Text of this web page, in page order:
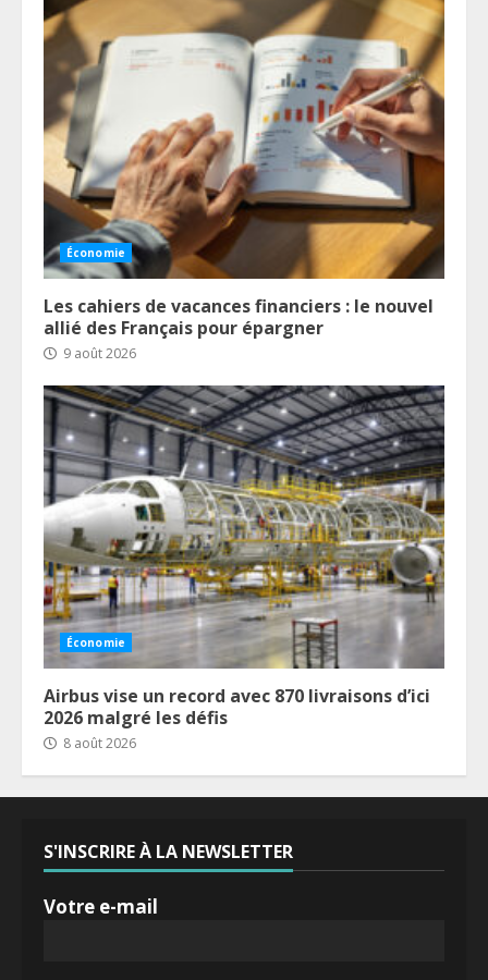
Économie
Les cahiers de vacances financiers : le nouvel
allié des Français pour épargner
9 août 2026
Économie
Airbus vise un record avec 870 livraisons d’ici
2026 malgré les défis
8 août 2026
S'INSCRIRE À LA NEWSLETTER
Votre e-mail